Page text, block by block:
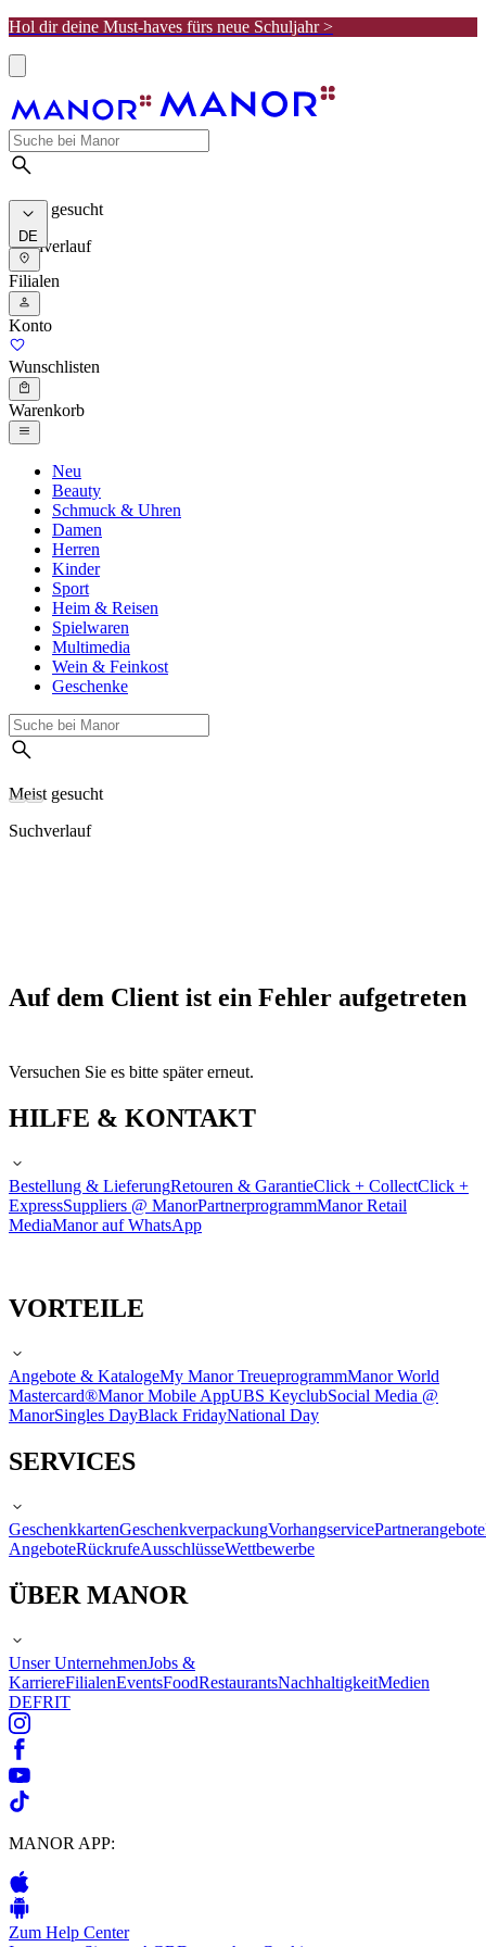
Hol dir deine Must-haves fürs neue Schuljahr >
Meist gesucht
Suchverlauf
DE
Filialen
Konto
Wunschlisten
Warenkorb
Neu
Beauty
Schmuck & Uhren
Damen
Herren
Kinder
Sport
Heim & Reisen
Spielwaren
Multimedia
Wein & Feinkost
Geschenke
Meist gesucht
Suchverlauf
Auf dem Client ist ein Fehler aufgetreten
Versuchen Sie es bitte später erneut.
HILFE & KONTAKT
Bestellung & LieferungRetouren & GarantieClick + CollectClick +
ExpressSuppliers @ ManorPartnerprogrammManor Retail
MediaManor auf WhatsApp
VORTEILE
Angebote & KatalogeMy Manor TreueprogrammManor World
Mastercard®Manor Mobile AppUBS KeyclubSocial Media @
ManorSingles DayBlack FridayNational Day
SERVICES
GeschenkkartenGeschenkverpackungVorhangservicePartnerangebote
AngeboteRückrufeAusschlüsseWettbewerbe
ÜBER MANOR
Unser UnternehmenJobs &
KarriereFilialenEventsFoodRestaurantsNachhaltigkeitMedien
DEFRIT
MANOR APP:
Zum Help Center